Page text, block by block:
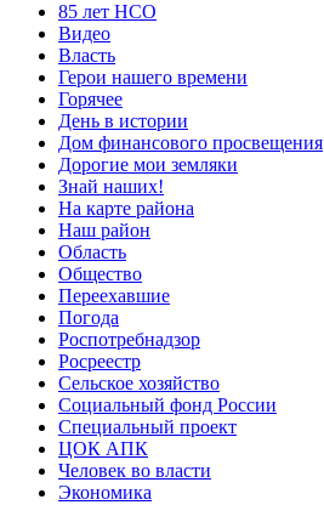
85 лет НСО
Видео
Власть
Герои нашего времени
Горячее
День в истории
Дом финансового просвещения
Дорогие мои земляки
Знай наших!
На карте района
Наш район
Область
Общество
Переехавшие
Погода
Роспотребнадзор
Росреестр
Сельское хозяйство
Социальный фонд России
Специальный проект
ЦОК АПК
Человек во власти
Экономика